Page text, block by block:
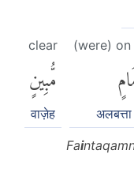
(were)
clear
مُّبِينٍ
वाज़ेह
Fai